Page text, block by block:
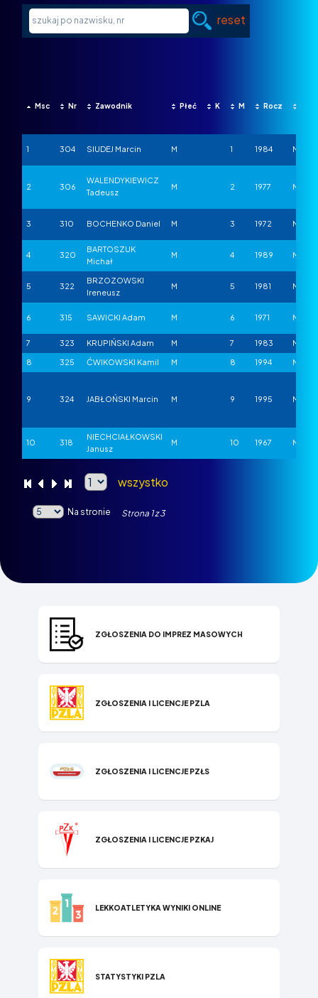
reset
Msc Nr Zawodnik Płeć K M Rocz
1 304 SIUDEJ Marcin M 1 1984 M-1
2 306
WALENDYKIEWICZ
Tadeusz
M 2 1977 M-1
3 310 BOCHENKO Daniel M 3 1972 M-1
4 320
BARTOSZUK
Michał
M 4 1989 M-1
5 322
BRZOZOWSKI
Ireneusz
M 5 1981 M-1
6 315 SAWICKI Adam M 6 1971 M-1
7 323 KRUPIŃSKI Adam M 7 1983 M-1
8 325 ĆWIKOWSKI Kamil M 8 1994 M-1
9 324 JABŁOŃSKI Marcin M 9 1995 M-1
10 318
NIECHCIAŁKOWSKI
Janusz
M 10 1967 M-1
wszystko
Na stronie Strona 1z3
ZGŁOSZENIA DO IMPREZ MASOWYCH
ZGŁOSZENIA I LICENCJE PZLA
ZGŁOSZENIA I LICENCJE PZŁS
ZGŁOSZENIA I LICENCJE PZKAJ
LEKKOATLETYKA WYNIKI ONLINE
STATYSTYKI P​ZLA